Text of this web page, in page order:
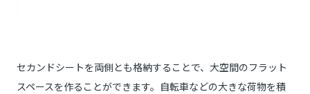
セカンドシートを両側とも格納することで、大空間のフラット
スペースを作ることができます。自転車などの大きな荷物を積